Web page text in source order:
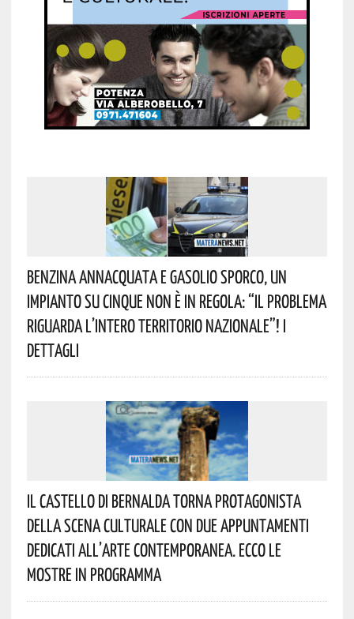
Benzina Annacquata E Gasolio Sporco, Un
Impianto Su Cinque Non È In Regola: “il Problema
Riguarda L’intero Territorio Nazionale”! I
Dettagli
Il Castello Di Bernalda Torna Protagonista
Della Scena Culturale Con Due Appuntamenti
Dedicati All’arte Contemporanea. Ecco Le
Mostre In Programma